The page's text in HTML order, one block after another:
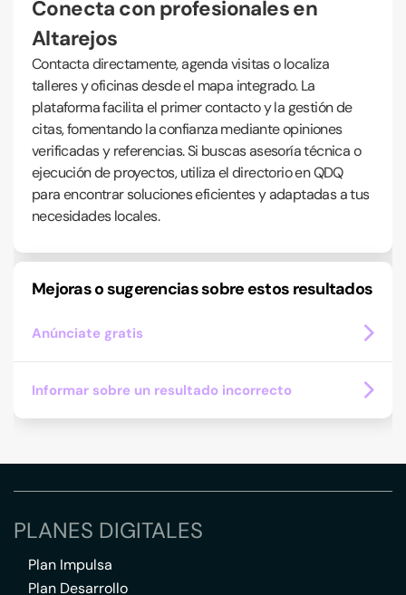
Conecta con profesionales en
Altarejos
Contacta directamente, agenda visitas o localiza
talleres y oficinas desde el mapa integrado. La
plataforma facilita el primer contacto y la gestión de
citas, fomentando la confianza mediante opiniones
verificadas y referencias. Si buscas asesoría técnica o
ejecución de proyectos, utiliza el directorio en QDQ
para encontrar soluciones eficientes y adaptadas a tus
necesidades locales.
Mejoras o sugerencias sobre estos resultados
Anúnciate gratis
Informar sobre un resultado incorrecto
PLANES DIGITALES
Plan Impulsa
Plan Desarrollo